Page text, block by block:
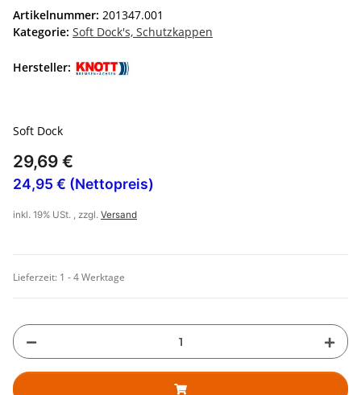
Artikelnummer: 201347.001
Kategorie: Soft Dock's, Schutzkappen
Hersteller:
Soft Dock
29,69 €
24,95 € (Nettopreis)
inkl. 19% USt. , zzgl. Versand
Lieferzeit: 1 - 4 Werktage